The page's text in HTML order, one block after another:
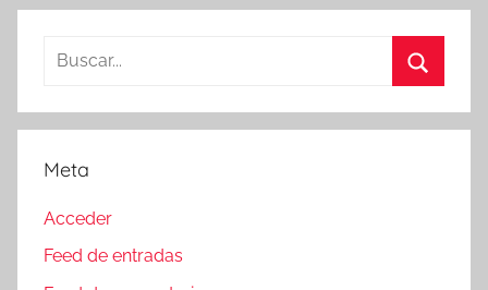
Buscar:
Meta
Acceder
Feed de entradas